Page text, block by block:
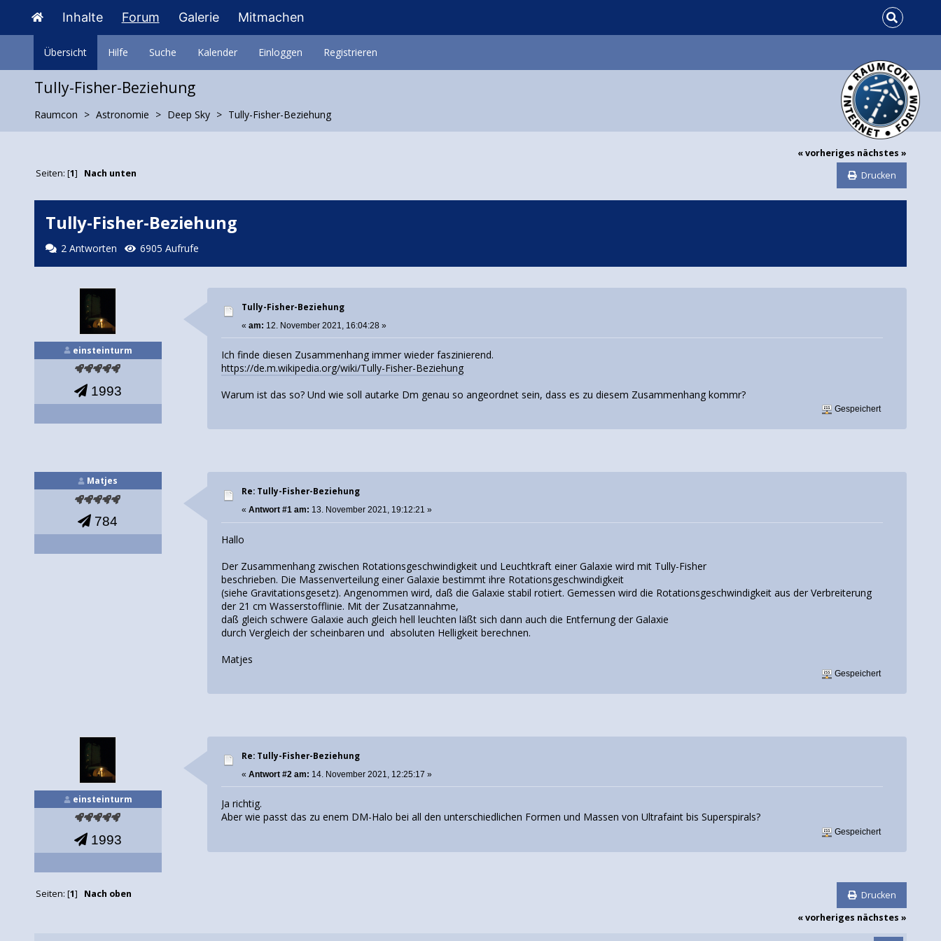
Inhalte Forum Galerie Mitmachen
Übersicht Hilfe Suche Kalender Einloggen Registrieren
Tully-Fisher-Beziehung
Raumcon Astronomie Deep Sky Tully-Fisher-Beziehung
« vorheriges nächstes »
Drucken
Seiten: [1] Nach unten
Tully-Fisher-Beziehung
2 Antworten 6905 Aufrufe
einsteinturm
1993
Tully-Fisher-Beziehung
«am: 12. November 2021, 16:04:28 »
Ich finde diesen Zusammenhang immer wieder faszinierend.
https://de.m.wikipedia.org/wiki/Tully-Fisher-Beziehung
Warum ist das so? Und wie soll autarke Dm genau so angeordnet sein, dass es zu diesem Zusammenhang kommr?
Gespeichert
Matjes
784
Re: Tully-Fisher-Beziehung
«Antwort #1 am: 13. November 2021, 19:12:21 »
Hallo
Der Zusammenhang zwischen Rotationsgeschwindigkeit und Leuchtkraft einer Galaxie wird mit Tully-Fisher
beschrieben. Die Massenverteilung einer Galaxie bestimmt ihre Rotationsgeschwindigkeit
(siehe Gravitationsgesetz). Angenommen wird, daß die Galaxie stabil rotiert. Gemessen wird die Rotationsgeschwindigkeit aus der Verbreiterung
der 21 cm Wasserstofflinie. Mit der Zusatzannahme,
daß gleich schwere Galaxie auch gleich hell leuchten läßt sich dann auch die Entfernung der Galaxie
durch Vergleich der scheinbaren und absoluten Helligkeit berechnen.
Matjes
Gespeichert
einsteinturm
1993
Re: Tully-Fisher-Beziehung
«Antwort #2 am: 14. November 2021, 12:25:17 »
Ja richtig.
Aber wie passt das zu enem DM-Halo bei all den unterschiedlichen Formen und Massen von Ultrafaint bis Superspirals?
Gespeichert
Drucken
Seiten: [1] Nach oben
« vorheriges nächstes »